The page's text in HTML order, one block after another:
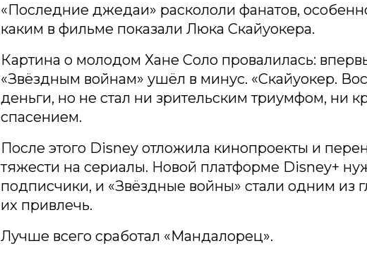
«Последние джедаи» раскололи фанатов,
каким в фильме показали Люка Скайуокера.
Картина о молодом Хане Соло провалилась:
«Звёздным войнам» ушёл в минус. «Скайуокер.
деньги, но не стал ни зрительским триумфом, ни
спасением.
После этого Disney отложила кинопроекты и
тяжести на сериалы. Новой платформе Disney+
подписчики, и «Звёздные войны» стали одним из
их привлечь.
Лучше всего сработал «Мандалорец».